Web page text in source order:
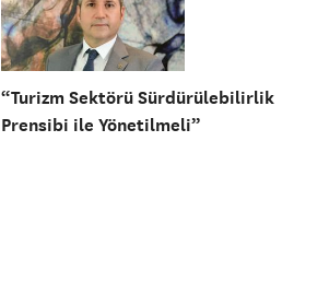
“Turizm Sektörü Sürdürülebilirlik
Prensibi ile Yönetilmeli”